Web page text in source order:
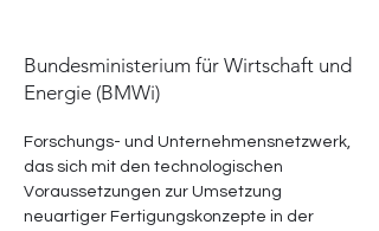
Bundesministerium für Wirtschaft und
Energie (BMWi)
Forschungs- und Unternehmensnetzwerk,
das sich mit den technologischen
Voraussetzungen zur Umsetzung
neuartiger Fertigungskonzepte in der